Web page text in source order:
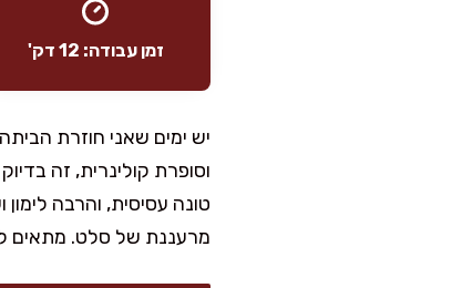
זמן עבודה: 12 דק'
יש ימים שאני חוזרת
וסופרת קולינרית, זה
טונה עסיסית, והרבה
מרעננת של סלט. מתאים